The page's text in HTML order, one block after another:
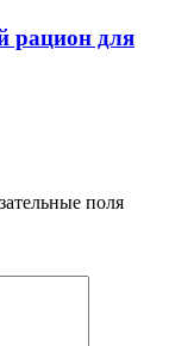
рацион для
поля